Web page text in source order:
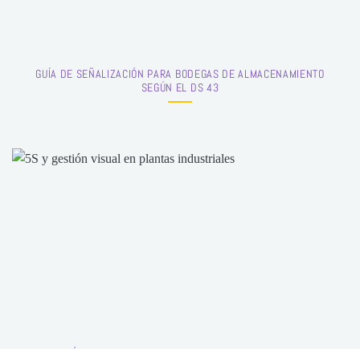
GUÍA DE SEÑALIZACIÓN PARA BODEGAS DE ALMACENAMIENTO
SEGÚN EL DS 43